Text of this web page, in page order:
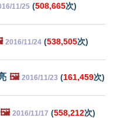
11/25 (508,665次)
2016/11/24 (538,505次)
🖼️ 2016/11/23 (161,459次)
🖼️ 2016/11/17 (558,212次)